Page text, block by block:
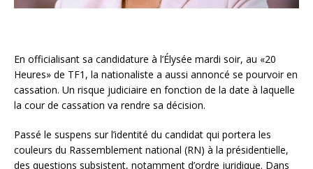
En officialisant sa candidature à l’Élysée mardi soir, au «20
Heures» de TF1, la nationaliste a aussi annoncé se pourvoir en
cassation. Un risque judiciaire en fonction de la date à laquelle
la cour de cassation va rendre sa décision.
Passé le suspens sur l’identité du candidat qui portera les
couleurs du Rassemblement national (RN) à la présidentielle,
des questions subsistent, notamment d’ordre juridique. Dans